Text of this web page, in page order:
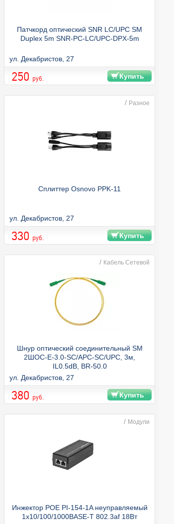
Патчкорд оптический SNR LC/UPC SM
Duplex 5m SNR-PC-LC/UPC-DPX-5m
ул. Декабристов, 27
250 руб. Купить
/ Разное
Сплиттер Osnovo PPK-11
ул. Декабристов, 27
330 руб. Купить
/ Кабель Сетевой
Шнур оптический соединительный SM
2ШОС-Е-3.0-SC/APC-SC/UPC, 3м,
IL0.5dB, BR-50.0
ул. Декабристов, 27
380 руб. Купить
/ Модули
Инжектор POE PI-154-1A неуправляемый
1x10/100/1000BASE-T 802.3af 18Вт